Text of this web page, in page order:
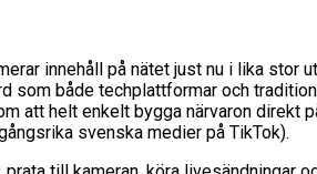
innehåll på nätet just nu i lika
som både techplattformar och
att helt enkelt bygga närvaron
svenska medier på TikTok).